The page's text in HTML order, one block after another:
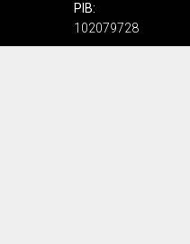
PIB:
102079728
Nastojimo da